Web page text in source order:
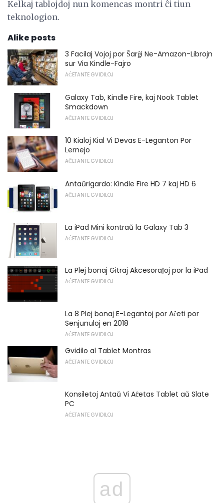
Kelkaj tablojdoj nun komencas montri ĉi tiun
teknologion.
Alike posts
3 Facilaj Vojoj por Ŝarĝi Ne-Amazon-Librojn
sur Via Kindle-Fajro
AĈETANTE GVIDILOJ
Galaxy Tab, Kindle Fire, kaj Nook Tablet
Smackdown
AĈETANTE GVIDILOJ
10 Kialoj Kial Vi Devas E-Leganton Por
Lernejo
AĈETANTE GVIDILOJ
Antaŭrigardo: Kindle Fire HD 7 kaj HD 6
AĈETANTE GVIDILOJ
La iPad Mini kontraŭ la Galaxy Tab 3
AĈETANTE GVIDILOJ
La Plej bonaj Gitraj Akcesoraĵoj por la iPad
AĈETANTE GVIDILOJ
La 8 Plej bonaj E-Legantoj por Aĉeti por
Senjunuloj en 2018
AĈETANTE GVIDILOJ
Gvidilo al Tablet Montras
AĈETANTE GVIDILOJ
Konsiletoj Antaŭ Vi Aĉetas Tablet aŭ Slate
PC
AĈETANTE GVIDILOJ
ad